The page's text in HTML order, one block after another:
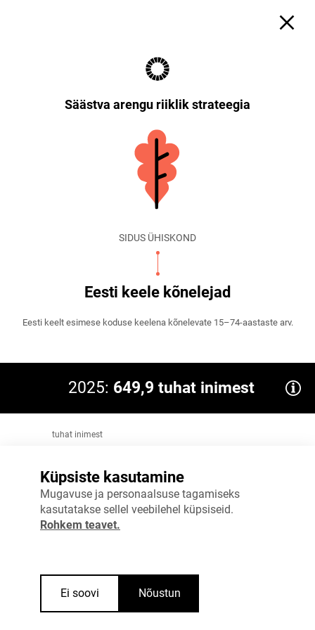
Säästva arengu riiklik strateegia
SIDUS ÜHISKOND
Eesti keele kõnelejad
Eesti keelt esimese koduse keelena kõnelevate 15–74-aastaste arv.
2025: 649,9 tuhat inimest
tuhat inimest
200
400
600
Allikas:Statistikaamet
Küpsiste kasutamine
Mugavuse ja personaalsuse tagamiseks
kasutatakse sellel veebilehel küpsiseid.
Rohkem teavet.
Ei soovi Nõustun